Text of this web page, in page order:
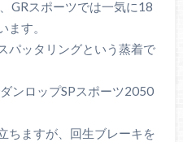
GRスポーツでは一気に18
す。
パッタリングという蒸着で
ンロップSPスポーツ2050
ちますが、回生ブレーキを